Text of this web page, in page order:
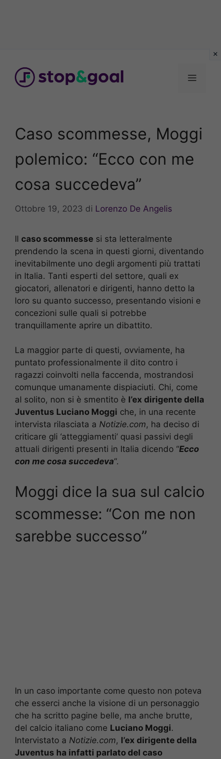
contenuto
Menu
Caso scommesse, Moggi
polemico: “Ecco con me
cosa succedeva”
Ottobre 19, 2023 di Lorenzo De Angelis
Il caso scommesse si sta letteralmente
prendendo la scena in questi giorni, diventando
inevitabilmente uno degli argomenti più trattati
in Italia. Tanti esperti del settore, quali ex
giocatori, allenatori e dirigenti, hanno detto la
loro su quanto successo, presentando visioni e
concezioni sulle quali si potrebbe
tranquillamente aprire un dibattito.
La maggior parte di questi, ovviamente, ha
puntato professionalmente il dito contro i
ragazzi coinvolti nella faccenda, mostrandosi
comunque umanamente dispiaciuti. Chi, come
al solito, non si è smentito è l’ex dirigente della
Juventus Luciano Moggi che, in una recente
intervista rilasciata a Notizie.com, ha deciso di
criticare gli ‘atteggiamenti’ quasi passivi degli
attuali dirigenti presenti in Italia dicendo “Ecco
con me cosa succedeva“.
Moggi dice la sua sul calcio
scommesse: “Con me non
sarebbe successo”
In un caso importante come questo non poteva
che esserci anche la visione di un personaggio
che ha scritto pagine belle, ma anche brutte,
del calcio italiano come Luciano Moggi.
Intervistato a Notizie.com, l’ex dirigente della
Juventus ha infatti parlato del caso